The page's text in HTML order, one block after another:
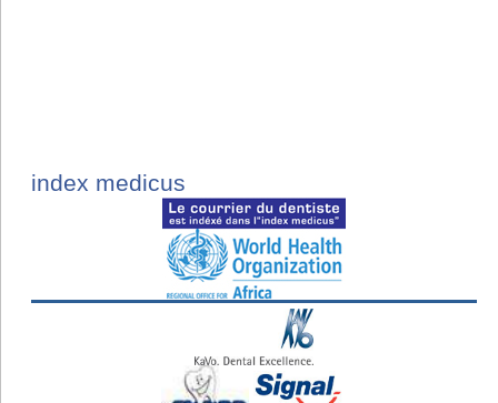
index medicus